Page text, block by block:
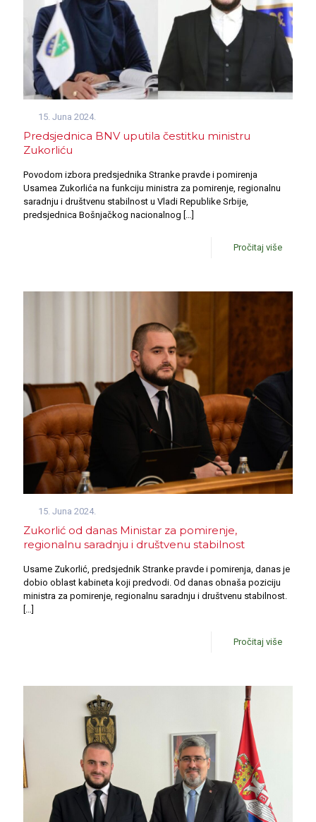
15. Juna 2024.
Predsjednica BNV uputila čestitku ministru
Zukorliću
Povodom izbora predsjednika Stranke pravde i pomirenja
Usamea Zukorlića na funkciju ministra za pomirenje, regionalnu
saradnju i društvenu stabilnost u Vladi Republike Srbije,
predsjednica Bošnjačkog nacionalnog […]
Pročitaj više
15. Juna 2024.
Zukorlić od danas Ministar za pomirenje,
regionalnu saradnju i društvenu stabilnost
Usame Zukorlić, predsjednik Stranke pravde i pomirenja, danas je
dobio oblast kabineta koji predvodi. Od danas obnaša poziciju
ministra za pomirenje, regionalnu saradnju i društvenu stabilnost.
[…]
Pročitaj više